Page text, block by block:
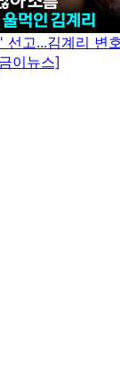
고...김계리 변
이뉴스]